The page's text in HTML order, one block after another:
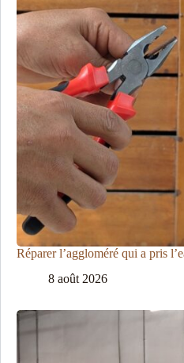
Réparer l’aggloméré qui a pris
8 août 2026